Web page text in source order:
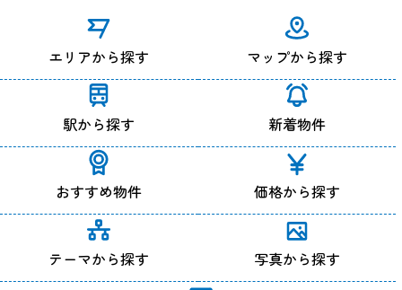
エリアから探す マップから探す
駅から探す 新着物件
おすすめ物件 価格から探す
テーマから探す 写真から探す